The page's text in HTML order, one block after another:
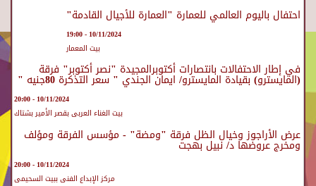
احتفال باليوم العالمي للعمارة "العمارة للأجيال القادمة"
10/11/2024 - 19:00
بيت المعمار
في إطار الاحتفالات بانتصارات أكتوبرالمجيدة "نصر أكتوبر" فرقة
(المايسترو) بقيادة المايسترو/ ايمان الجندي " سعر التذكرة 80جنيه "
10/11/2024 - 20:00
بيت الغناء العربى بقصر الأمير بشتاك
عرض الأراجوز وخيال الظل فرقة "ومضة" - مؤسس الفرقة ومؤلف
ومخرج عروضها د/ نبيل بهجت
10/11/2024 - 20:00
مركز الإبداع الفنى ببيت السحيمى